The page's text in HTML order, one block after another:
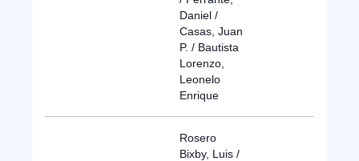
Daniel /
Casas, Juan
P. / Bautista
Lorenzo,
Leonelo
Enrique
Rosero
Bixby, Luis /